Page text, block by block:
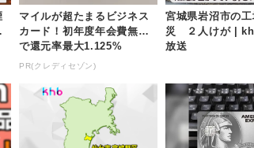
マイルが超たまるビジネス
カード！初年度年会費無料
で還元率最大1.125%
PR(クレディセゾン)
宮城県岩沼市の工
災 ２人けが |
放送